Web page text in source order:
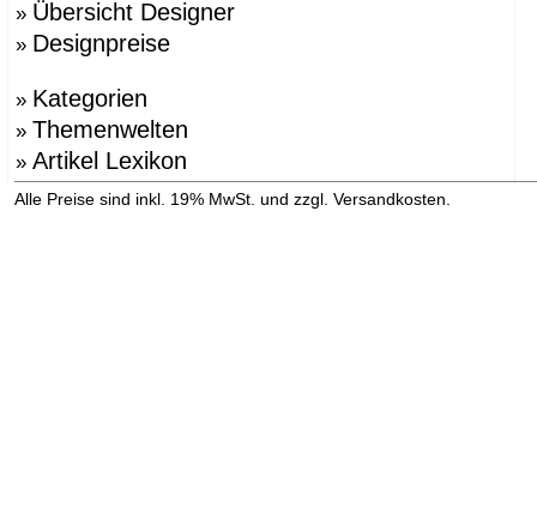
» Übersicht Designer
» Designpreise
» Kategorien
» Themenwelten
» Artikel Lexikon
Alle Preise sind inkl. 19% MwSt. und zzgl. Versandkosten.